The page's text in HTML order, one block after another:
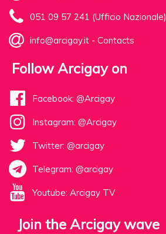
051 09 57 241 (Ufficio Nazionale)
info@arcigay.it - Contacts
Follow Arcigay on
Facebook: @Arcigay
Instagram: @Arcigay
Twitter: @arcigay
Telegram: @arcigay
Youtube: Arcigay TV
Join the Arcigay wave